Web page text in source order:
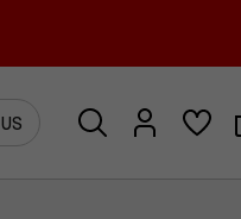
US Suchen